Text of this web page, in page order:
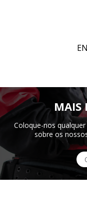
MAIS
Coloque-nos
sobre os